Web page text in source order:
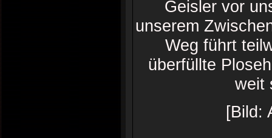
Geisler vor
unserem
Weg führt
überfüllte
weit
[Bild: